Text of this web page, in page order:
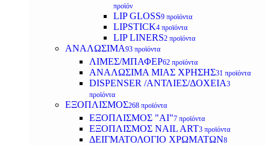
προϊόν
LIP GLOSS9 προϊόντα
LIPSTICK4 προϊόντα
LIP LINERS2 προϊόντα
ΑΝΑΛΩΣΙΜΑ93 προϊόντα
ΛΙΜΕΣ/ΜΠΑΦΕΡ62 προϊόντα
ΑΝΑΛΩΣΙΜΑ ΜΙΑΣ ΧΡΗΣΗΣ31 προϊόντα
DISPENSER /ΑΝΤΛΙΕΣ/ΔΟΧΕΙΑ3
προϊόντα
ΕΞΟΠΛΙΣΜΟΣ268 προϊόντα
ΕΞΟΠΛΙΣΜΟΣ "AI"7 προϊόντα
ΕΞΟΠΛΙΣΜΟΣ NAIL ART3 προϊόντα
ΔΕΙΓΜΑΤΟΛΟΓΙΟ ΧΡΩΜΑΤΩΝ8